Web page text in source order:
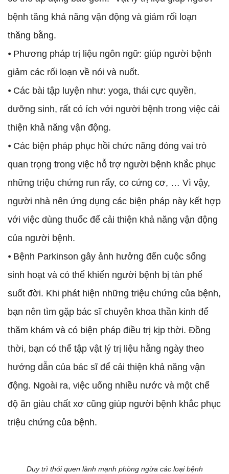
bệnh tăng khả năng vận động và giảm rối loạn
thăng bằng.
⦁ Phương pháp trị liệu ngôn ngữ: giúp người bệnh
giảm các rối loạn về nói và nuốt.
⦁ Các bài tập luyện như: yoga, thái cực quyền,
dưỡng sinh, rất có ích với người bệnh trong việc cải
thiện khả năng vận động.
⦁ Các biện pháp phục hồi chức năng đóng vai trò
quan trọng trong việc hỗ trợ người bệnh khắc phục
những triệu chứng run rẩy, co cứng cơ, … Vì vậy,
người nhà nên ứng dụng các biện pháp này kết hợp
với việc dùng thuốc để cải thiện khả năng vận động
của người bệnh.
⦁ Bệnh Parkinson gây ảnh hưởng đến cuộc sống
sinh hoạt và có thể khiến người bệnh bị tàn phế
suốt đời. Khi phát hiện những triệu chứng của bệnh,
bạn nên tìm gặp bác sĩ chuyên khoa thần kinh để
thăm khám và có biện pháp điều trị kịp thời. Đồng
thời, bạn có thể tập vật lý trị liệu hằng ngày theo
hướng dẫn của bác sĩ để cải thiện khả năng vận
động. Ngoài ra, việc uống nhiều nước và một chế
độ ăn giàu chất xơ cũng giúp người bệnh khắc phục
triệu chứng của bệnh.
Duy trì thói quen lành mạnh phòng ngừa các loại bệnh